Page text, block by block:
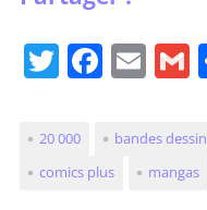
T
itt
er
F
c
e
E
ai
l l
20 000 bandes
comics plus
mangas